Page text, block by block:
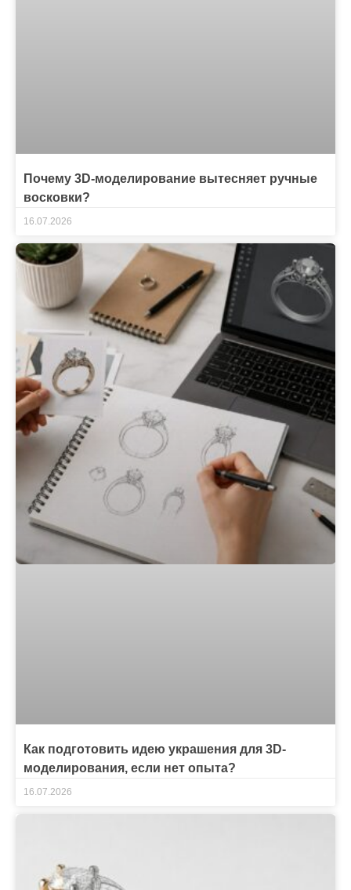
Почему 3D-моделирование вытесняет ручные
восковки?
16.07.2026
Как подготовить идею украшения для 3D-
моделирования, если нет опыта?
16.07.2026